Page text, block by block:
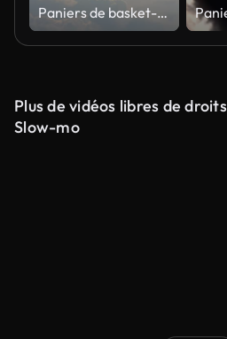
Paniers de basket-ball et filets secouant la balle a chuté ciel de fond avec des nuages et le soleil en été.
Plus de vidéos libres de
Slow-mo